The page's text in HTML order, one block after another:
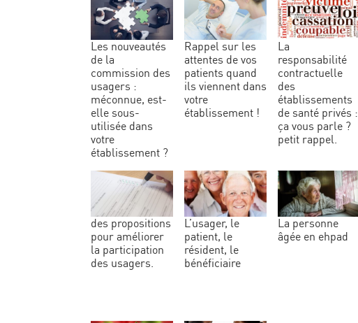
les nouveautés
de la
commission des
usagers :
méconnue, est-
elle sous-
utilisée dans
votre
établissement ?
rappel sur les
attentes de vos
patients quand
ils viennent dans
votre
établissement !
la
responsabilité
contractuelle
des
établissements
de santé privés :
ça vous parle ?
petit rappel.
pour améliorer
la participation
des usagers.
l’usager, le
patient, le
résident, le
bénéficiaire
la personne
âgée en ehpad